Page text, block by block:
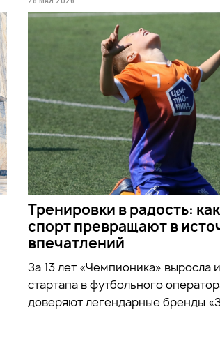
Тренировки в радость:
спорт превращают в
впечатлений
За 13 лет «Чемпионика» выросла
стартапа в футбольного
доверяют легендарные бренды